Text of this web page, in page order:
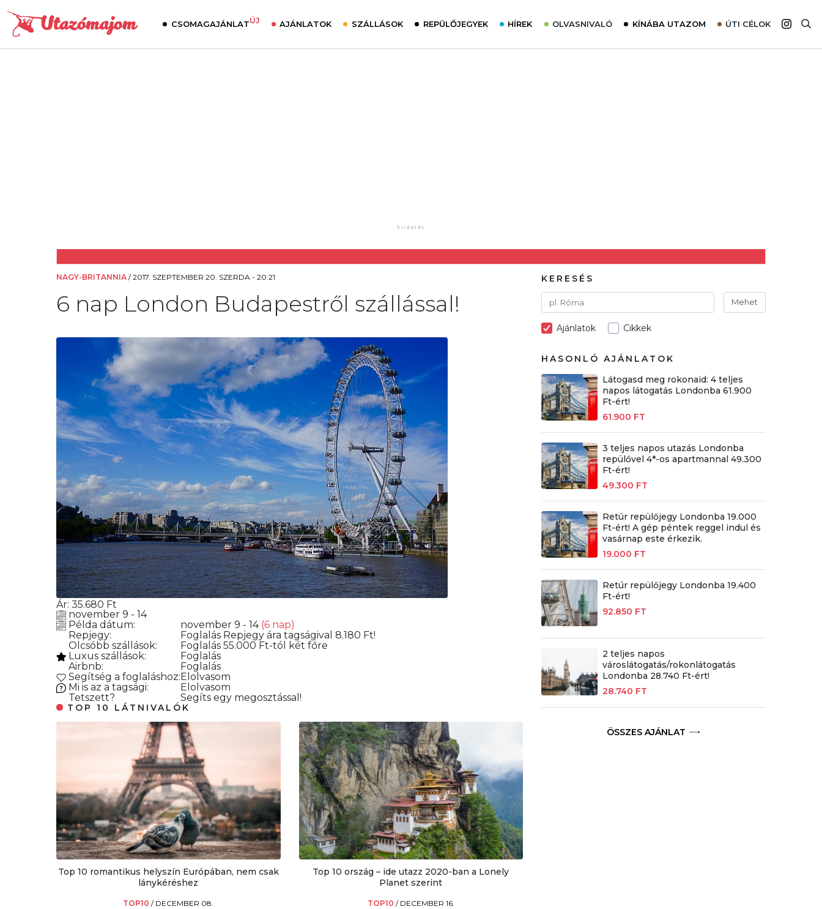
CSOMAGAJÁNLATÚJ AJÁNLATOK SZÁLLÁSOK REPÜLŐJEGYEK HÍREK OLVASNIVALÓ KÍNÁBA UTAZOM ÚTI CÉLOK
NAGY-BRITANNIA /2017. SZEPTEMBER 20. SZERDA - 20:21
6 nap London Budapestről szállással!
Ár: 35.680 Ft
november 9 - 14
Példa dátum:
november 9 - 14 (6 nap)
Repjegy:
Foglalás Repjegy ára tagságival 8.180 Ft!
Olcsóbb szállások:
Foglalás 55.000 Ft-tól két főre
Luxus szállások:
Foglalás
Airbnb:
Foglalás
Segítség a foglaláshoz:Elolvasom
Mi is az a tagsági:
Elolvasom
Tetszett?
Segíts egy megosztással!
TOP 10 LÁTNIVALÓK
Top 10 romantikus helyszín Európában, nem csak
lánykéréshez
TOP10/ DECEMBER 08.
Top 10 ország – ide utazz 2020-ban a Lonely
Planet szerint
TOP10 / DECEMBER 16.
KERESÉS
Mehet
Ajánlatok Cikkek
HASONLÓ AJÁNLATOK
Látogasd meg rokonaid: 4 teljes
napos látogatás Londonba 61.900
Ft-ért!
61.900 FT
3 teljes napos utazás Londonba
repülővel 4*-os apartmannal 49.300
Ft-ért!
49.300 FT
Retúr repülőjegy Londonba 19.000
Ft-ért! A gép péntek reggel indul és
vasárnap este érkezik.
19.000 FT
Retúr repülőjegy Londonba 19.400
Ft-ért!
92.850 FT
2 teljes napos
városlátogatás/rokonlátogatás
Londonba 28.740 Ft-ért!
28.740 FT
ÖSSZES AJÁNLAT